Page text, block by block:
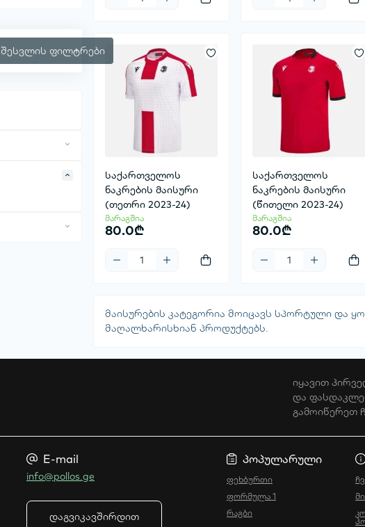
შესვლის ფილტრები
საქართველოს
ნაკრების მაისური
(თეთრი 2023-24)
მარაგშია
80.0₾
საქართველოს
ნაკრების მაისური
(წითელი 2023-24)
მარაგშია
80.0₾
მაისურების კატეგორია მოიცავს სპორტული და
მაღალხარისხიან პროდუქტებს.
იყავით
და
გამოიწერეთ
E-mail
info@pollos.ge
დაგვიკავშირდით
პოპულარული
ფეხბურთი
ფორმულა 1
რაგბი